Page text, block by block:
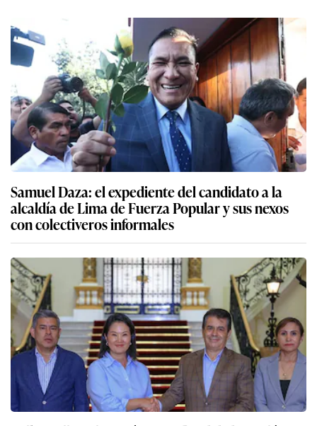
Samuel Daza: el expediente del candidato a la
alcaldía de Lima de Fuerza Popular y sus nexos
con colectiveros informales